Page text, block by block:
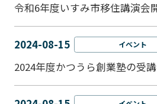
令和6年度いすみ市移住講演会
2024-08-15 イベント
2024年度かつうら創業塾の受